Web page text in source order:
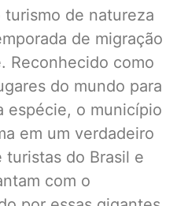
de natureza
de migração
Reconhecido como
do mundo para
espécie, o município
em um verdadeiro
do Brasil e
com o